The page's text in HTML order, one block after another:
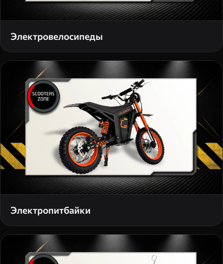
Электровелосипеды
Электропитбайки